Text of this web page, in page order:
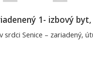
1- izbový
srdci Senice – zariadený,